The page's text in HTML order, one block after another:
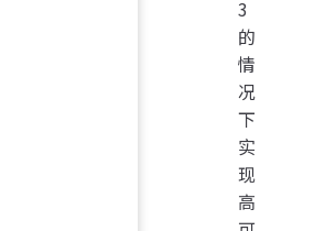
3
的
情
况
下
实
现
高